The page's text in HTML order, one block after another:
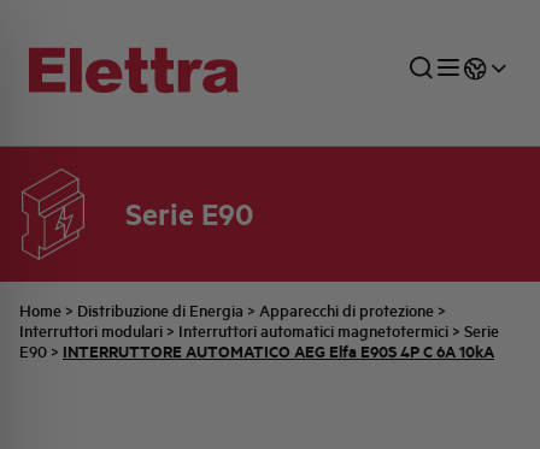
Serie E90
Home > Distribuzione di Energia > Apparecchi di protezione >
Interruttori modulari > Interruttori automatici magnetotermici > Serie
E90 > INTERRUTTORE AUTOMATICO AEG Elfa E90S 4P C 6A 10kA
SETTORI
INDUSTRIALE
DISTRIBUZIONE DI ENERGIA
AUTOMAZIONE INDUSTRIALE
RETE COMMERCIALE
UFFICIO TECNICO
PREVENTIVAZIONE
COMMESSE QUADRI
AZIENDA
FAMIGLIA BELLINI
TUTTE LE NEWS
ULTIME NOTIZIE ISTITUZIONALI
JOB CAREERS
PARTNER